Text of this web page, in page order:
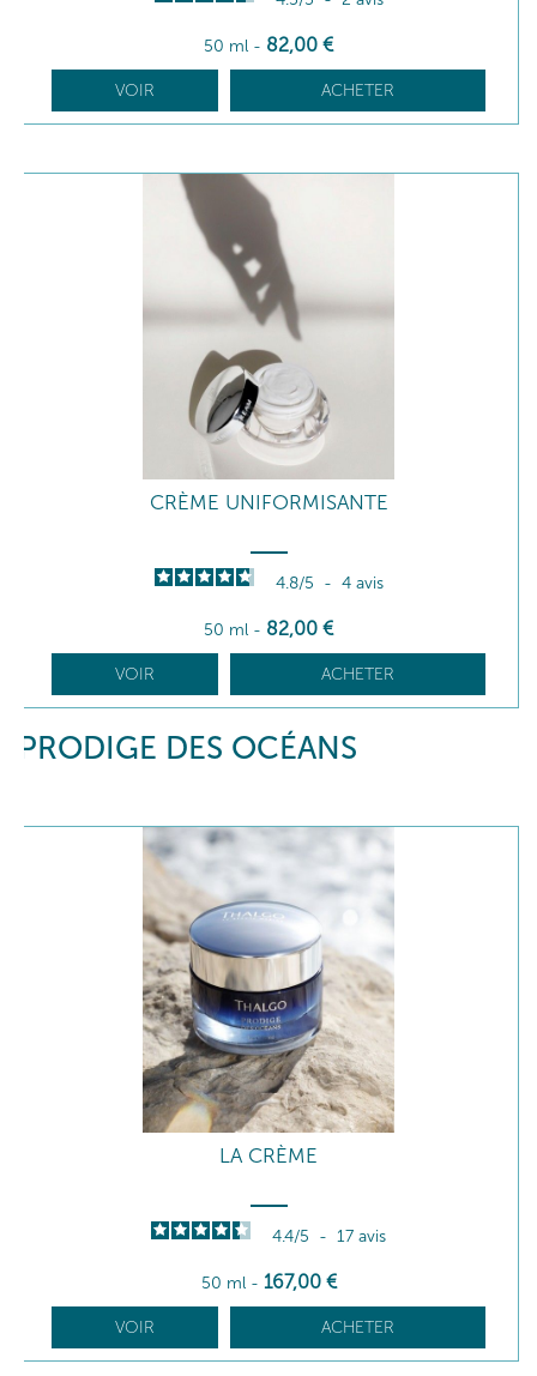
50 ml - 82,00 €
VOIR ACHETER
CRÈME UNIFORMISANTE
4.8/5 - 4 avis
50 ml - 82,00 €
VOIR ACHETER
PRODIGE DES OCÉANS
LA CRÈME
4.4/5 - 17 avis
50 ml - 167,00 €
VOIR ACHETER